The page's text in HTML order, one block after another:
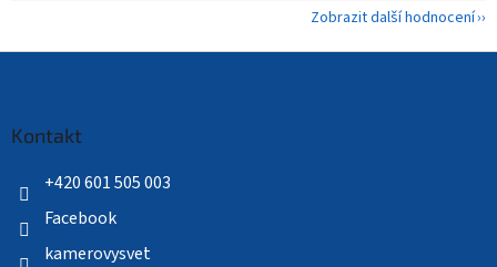
Zobrazit další hodnocení
Kontakt
+420 601 505 003
Facebook
kamerovysvet